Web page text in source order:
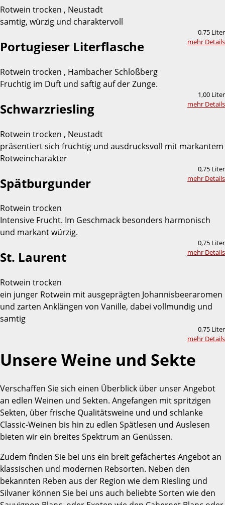
Rotwein trocken , Neustadt
samtig, würzig und charaktervoll
0,75 Liter
mehr Details
Portugieser Literflasche
Rotwein trocken , Hambacher Schloßberg
Fruchtig im Duft und saftig auf der Zunge.
1,00 Liter
mehr Details
Schwarzriesling
Rotwein trocken , Neustadt
präsentiert sich fruchtig und ausdrucksvoll mit markantem
Rotweincharakter
0,75 Liter
mehr Details
Spätburgunder
Rotwein trocken
Intensive Frucht. Im Geschmack besonders harmonisch
und markant würzig.
0,75 Liter
mehr Details
St. Laurent
Rotwein trocken
ein junger Rotwein mit ausgeprägten Johannisbeeraromen
und zarten Anklängen von Vanille, dabei vollmundig und
samtig
0,75 Liter
mehr Details
Unsere Weine und Sekte
Verschaffen Sie sich einen Überblick über unser Angebot
an edlen Weinen und Sekten. Angefangen mit spritzigen
Sekten, über frische Qualitätsweine und und schlanke
Classic-Weinen bis hin zu edlen Spätlesen und Auslesen
bieten wir ein breites Spektrum an Genüssen.
Zudem finden Sie bei uns ein breit gefächertes Angebot an
klassischen und modernen Rebsorten. Neben den
bekannten Reben aus der Region wie dem Riesling und
Silvaner können Sie bei uns auch beliebte Sorten wie den